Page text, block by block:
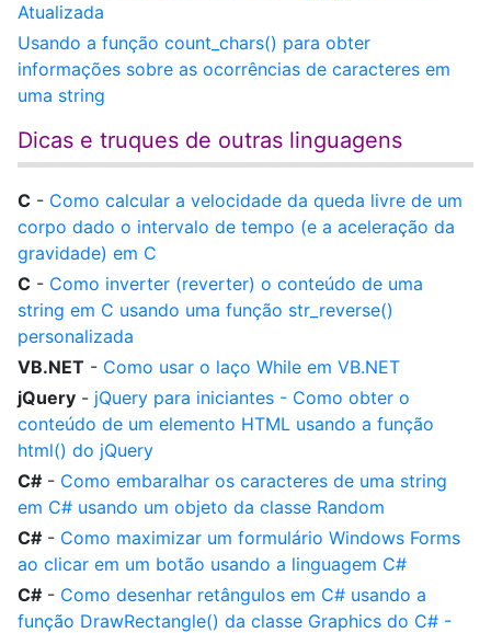
Atualizada
Usando a função count_chars() para obter
informações sobre as ocorrências de caracteres em
uma string
Dicas e truques de outras linguagens
C - Como calcular a velocidade da queda livre de um
corpo dado o intervalo de tempo (e a aceleração da
gravidade) em C
C - Como inverter (reverter) o conteúdo de uma
string em C usando uma função str_reverse()
personalizada
VB.NET - Como usar o laço While em VB.NET
jQuery - jQuery para iniciantes - Como obter o
conteúdo de um elemento HTML usando a função
html() do jQuery
C# - Como embaralhar os caracteres de uma string
em C# usando um objeto da classe Random
C# - Como maximizar um formulário Windows Forms
ao clicar em um botão usando a linguagem C#
C# - Como desenhar retângulos em C# usando a
função DrawRectangle() da classe Graphics do C# -